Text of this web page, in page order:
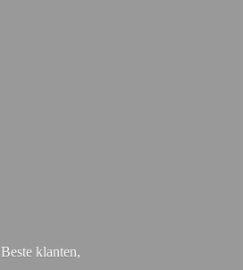
Beste klanten,